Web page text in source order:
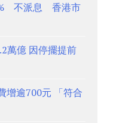
不派息 香港市
萬億 因停擺提前
增逾700元 「符合